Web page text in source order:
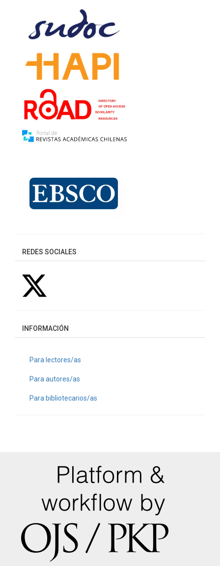
REDES SOCIALES
INFORMACIÓN
Para lectores/as
Para autores/as
Para bibliotecarios/as